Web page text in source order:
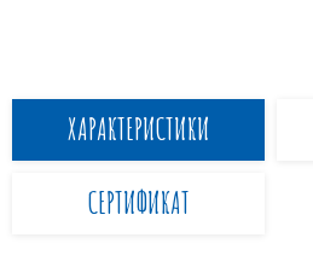
ХАРАКТЕРИСТИКИ
СЕРТИФИКАТ